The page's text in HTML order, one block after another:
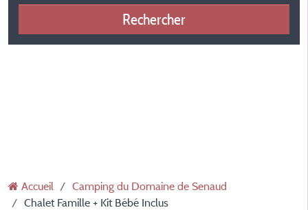
Rechercher
Accueil
Camping du Domaine de Senaud
Chalet Famille + Kit Bébé Inclus